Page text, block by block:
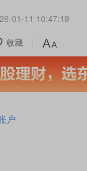
01-11 10:47:19
收藏
户